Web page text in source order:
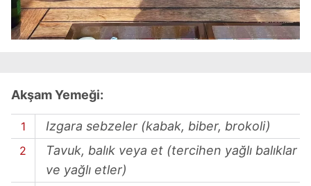
Akşam Yemeği:
Izgara sebzeler (kabak, biber, brokoli)
Tavuk, balık veya et (tercihen yağlı balıklar
ve yağlı etler)